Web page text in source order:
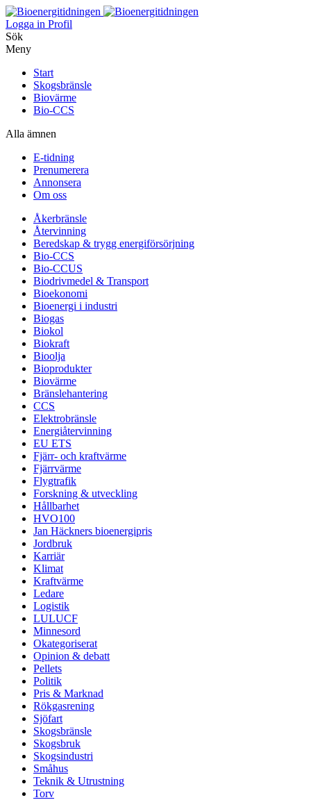
Logga in Profil
Sök
Meny
Start
Skogsbränsle
Biovärme
Bio-CCS
Alla ämnen
E-tidning
Prenumerera
Annonsera
Om oss
Åkerbränsle
Återvinning
Beredskap & trygg energiförsörjning
Bio-CCS
Bio-CCUS
Biodrivmedel & Transport
Bioekonomi
Bioenergi i industri
Biogas
Biokol
Biokraft
Bioolja
Bioprodukter
Biovärme
Bränslehantering
CCS
Elektrobränsle
Energiåtervinning
EU ETS
Fjärr- och kraftvärme
Fjärrvärme
Flygtrafik
Forskning & utveckling
Hållbarhet
HVO100
Jan Häckners bioenergipris
Jordbruk
Karriär
Klimat
Kraftvärme
Ledare
Logistik
LULUCF
Minnesord
Okategoriserat
Opinion & debatt
Pellets
Politik
Pris & Marknad
Rökgasrening
Sjöfart
Skogsbränsle
Skogsbruk
Skogsindustri
Småhus
Teknik & Utrustning
Torv